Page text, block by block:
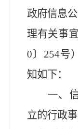
政府信息
理有关事
0〕 254号
知如下：
一、
立的行政